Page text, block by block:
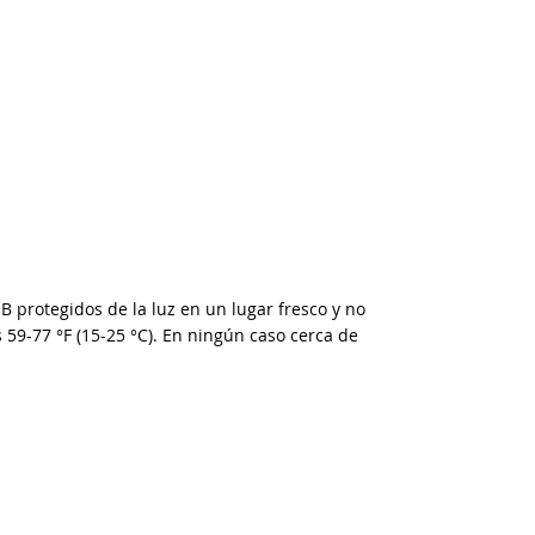
protegidos de la luz en un lugar fresco y no
77 °F (15-25 °C). En ningún caso cerca de